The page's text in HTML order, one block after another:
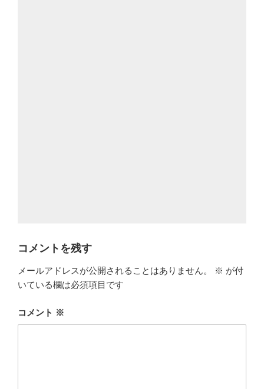
コメントを残す
メールアドレスが公開されることはありません。 ※ が付
いている欄は必須項目です
コメント ※